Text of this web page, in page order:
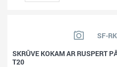
SF-
SKRŪVE KOKAM AR RUSPERT
T20